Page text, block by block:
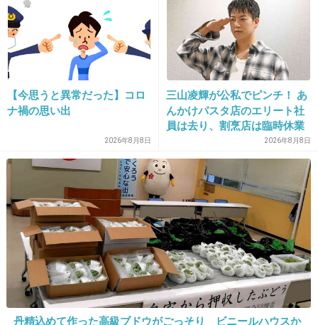
37. 匿名 2026/07/08(水) 20:45:50
>>1
イランが民主化運動武力で弾圧して多く犠牲になってるか
ら、
イランにも問題あると思うよ。
-4
38. 匿名2026/07/08(水) 20:46:00
>>1
アメリカ人を濃縮したのがトランプなんだろう
ね
1件の返信
【今思うと異常だった】コロ
ナ禍の思い出
2026年8月8日
三山凌輝が公私でピンチ！ あ
んかけパスタ店のエリート社
員は去り、割烹店は臨時休業
2026年8月8日
丹精込めて作った高級ブドウがごっそり ビニールハウスか